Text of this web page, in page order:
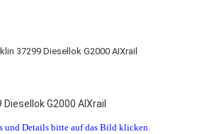
G2000 AIXrail
und Details bitte auf das Bild klicken.